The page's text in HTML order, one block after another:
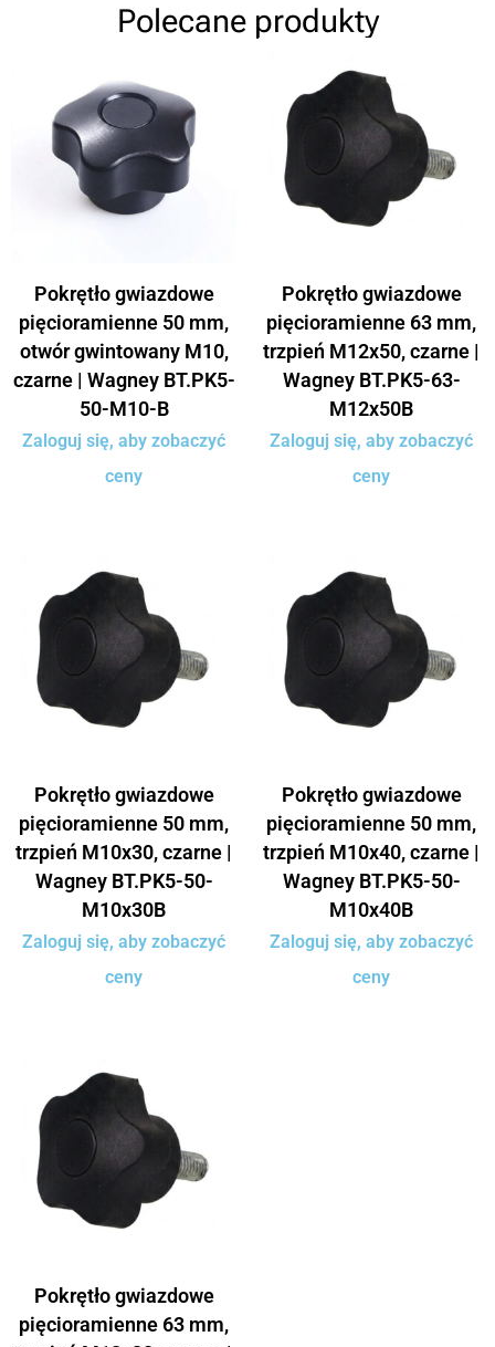
Polecane produkty
Pokrętło gwiazdowe
pięcioramienne 50 mm,
otwór gwintowany M10,
czarne | Wagney BT.PK5-
50-M10-B
Zaloguj się, aby zobaczyć
ceny
Pokrętło gwiazdowe
pięcioramienne 63 mm,
trzpień M12x50, czarne |
Wagney BT.PK5-63-
M12x50B
Zaloguj się, aby zobaczyć
ceny
Pokrętło gwiazdowe
pięcioramienne 50 mm,
trzpień M10x30, czarne |
Wagney BT.PK5-50-
M10x30B
Zaloguj się, aby zobaczyć
ceny
Pokrętło gwiazdowe
pięcioramienne 50 mm,
trzpień M10x40, czarne |
Wagney BT.PK5-50-
M10x40B
Zaloguj się, aby zobaczyć
ceny
Pokrętło gwiazdowe
pięcioramienne 63 mm,